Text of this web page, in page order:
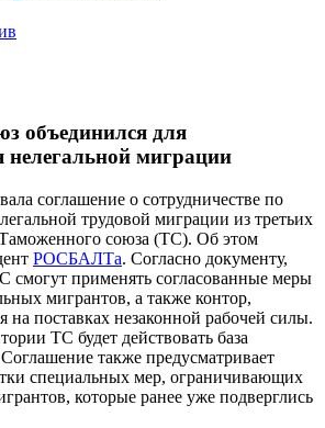
объединился для
нелегальной миграции
соглашение о сотрудничестве по
трудовой миграции из третьих
Таможенного союза (ТС). Об этом
РОСБАЛТа. Согласно документу,
смогут применять согласованные меры
мигрантов, а также контор,
поставках незаконной рабочей силы.
ТС будет действовать база
также предусматривает
специальных мер, ограничивающих
которые ранее уже подверглись